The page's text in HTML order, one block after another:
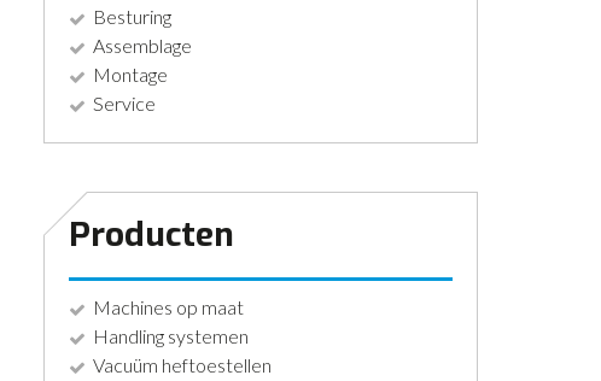
Besturing
Assemblage
Montage
Service
Producten
Machines op maat
Handling systemen
Vacuüm heftoestellen